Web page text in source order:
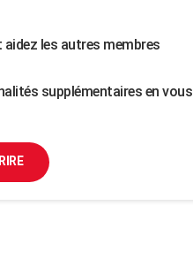
les autres membres
supplémentaires en vous